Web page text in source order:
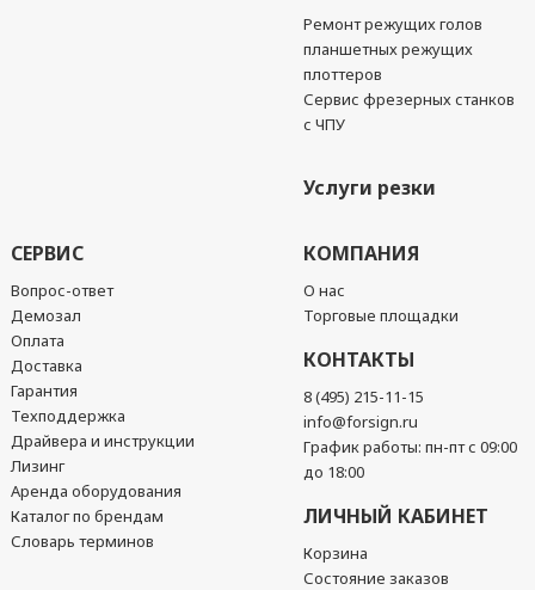
Ремонт режущих голов
планшетных режущих
плоттеров
Сервис фрезерных станков
с ЧПУ
Услуги резки
СЕРВИС
Вопрос-ответ
Демозал
Оплата
Доставка
Гарантия
Техподдержка
Драйвера и инструкции
Лизинг
Аренда оборудования
Каталог по брендам
Словарь терминов
КОМПАНИЯ
О нас
Торговые площадки
КОНТАКТЫ
8 (495) 215-11-15
info@forsign.ru
График работы: пн-пт с 09:00
до 18:00
ЛИЧНЫЙ КАБИНЕТ
Корзина
Состояние заказов